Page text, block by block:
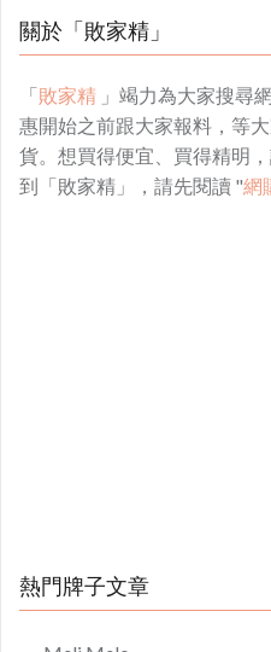
關於「敗家精」
「敗家精 」竭力為大家搜尋
惠開始之前跟大家報料，等
貨。想買得便宜、買得精明
到「敗家精」，請先閱讀 "網
熱門牌子文章